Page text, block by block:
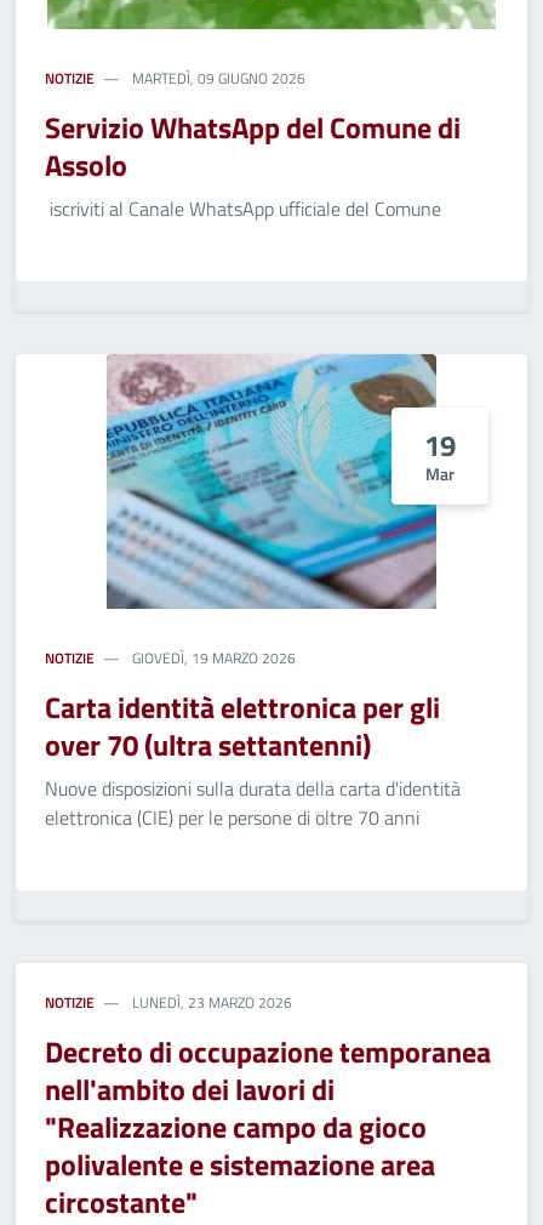
NOTIZIE MARTEDÌ, 09 GIUGNO 2026
Servizio WhatsApp del Comune di
Assolo
iscriviti al Canale WhatsApp ufficiale del Comune
19
Mar
NOTIZIE GIOVEDÌ, 19 MARZO 2026
Carta identità elettronica per gli
over 70 (ultra settantenni)
Nuove disposizioni sulla durata della carta d'identità
elettronica (CIE) per le persone di oltre 70 anni
NOTIZIE LUNEDÌ, 23 MARZO 2026
Decreto di occupazione temporanea
nell'ambito dei lavori di
"Realizzazione campo da gioco
polivalente e sistemazione area
circostante"